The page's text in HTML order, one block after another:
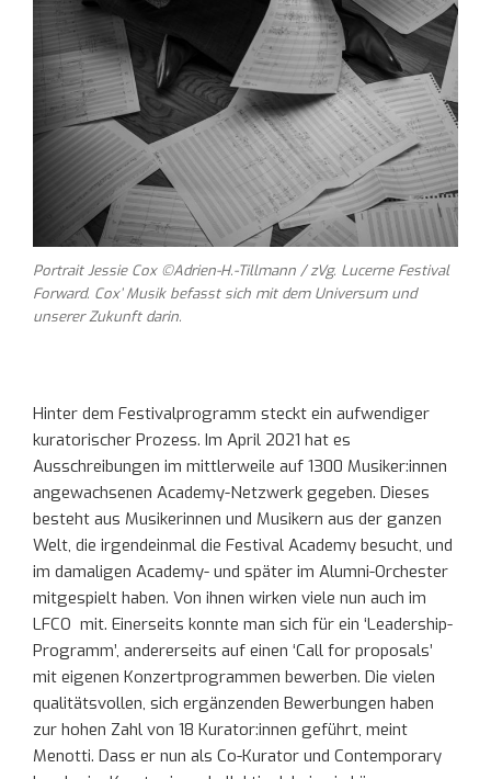
Portrait Jessie Cox ©Adrien-H.-Tillmann / zVg. Lucerne Festival
Forward. Cox’ Musik befasst sich mit dem Universum und
unserer Zukunft darin.
Hinter dem Festivalprogramm steckt ein aufwendiger
kuratorischer Prozess. Im April 2021 hat es
Ausschreibungen im mittlerweile auf 1300 Musiker:innen
angewachsenen Academy-Netzwerk gegeben. Dieses
besteht aus Musikerinnen und Musikern aus der ganzen
Welt, die irgendeinmal die Festival Academy besucht, und
im damaligen Academy- und später im Alumni-Orchester
mitgespielt haben. Von ihnen wirken viele nun auch im
LFCO mit. Einerseits konnte man sich für ein ‘Leadership-
Programm’, andererseits auf einen ‘Call for proposals’
mit eigenen Konzertprogrammen bewerben. Die vielen
qualitätsvollen, sich ergänzenden Bewerbungen haben
zur hohen Zahl von 18 Kurator:innen geführt, meint
Menotti. Dass er nun als Co-Kurator und Contemporary